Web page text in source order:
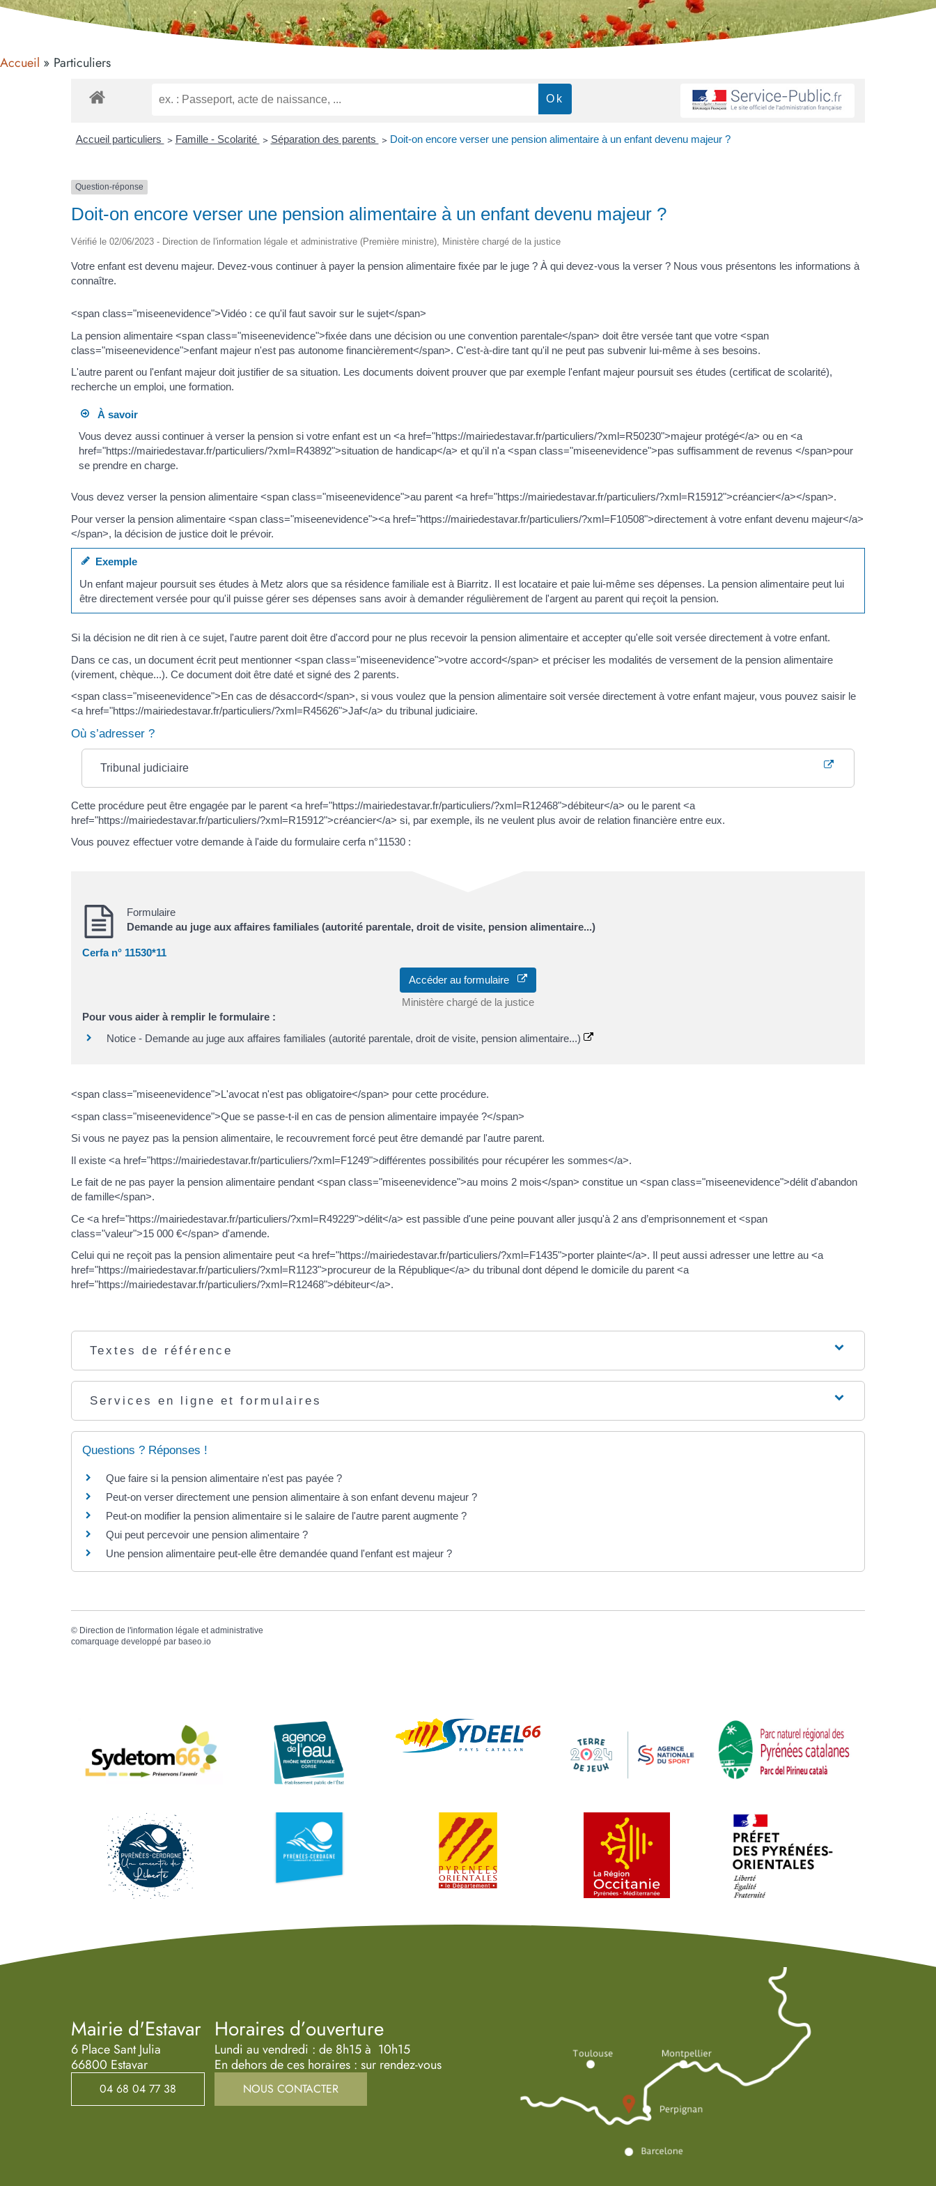
Accueil Particuliers
Accueil particuliers > Famille - Scolarité > Séparation des parents > Doit-on encore verser une pension alimentaire à un enfant devenu majeur ?
Question-réponse
Doit-on encore verser une pension alimentaire à un enfant devenu majeur ?
Vérifié le 02/06/2023 - Direction de l'information légale et administrative (Première ministre), Ministère chargé de la justice
Votre enfant est devenu majeur. Devez-vous continuer à payer la pension alimentaire fixée par le juge ? À qui devez-vous la verser ? Nous vous présentons les informations à
connaître.
<span class="miseenevidence">Vidéo : ce qu'il faut savoir sur le sujet</span>
La pension alimentaire <span class="miseenevidence">fixée dans une décision ou une convention parentale</span> doit être versée tant que votre <span
class="miseenevidence">enfant majeur n'est pas autonome financièrement</span>. C'est-à-dire tant qu'il ne peut pas subvenir lui-même à ses besoins.
L'autre parent ou l'enfant majeur doit justifier de sa situation. Les documents doivent prouver que par exemple l'enfant majeur poursuit ses études (certificat de scolarité),
recherche un emploi, une formation.
À savoir
Vous devez aussi continuer à verser la pension si votre enfant est un <a href="https://mairiedestavar.fr/particuliers/?xml=R50230">majeur protégé</a> ou en <a
href="https://mairiedestavar.fr/particuliers/?xml=R43892">situation de handicap</a> et qu'il n'a <span class="miseenevidence">pas suffisamment de revenus </span>pour
se prendre en charge.
Vous devez verser la pension alimentaire <span class="miseenevidence">au parent <a href="https://mairiedestavar.fr/particuliers/?xml=R15912">créancier</a></span>.
Pour verser la pension alimentaire <span class="miseenevidence"><a href="https://mairiedestavar.fr/particuliers/?xml=F10508">directement à votre enfant devenu majeur</a>
</span>, la décision de justice doit le prévoir.
Exemple
Un enfant majeur poursuit ses études à Metz alors que sa résidence familiale est à Biarritz. Il est locataire et paie lui-même ses dépenses. La pension alimentaire peut lui
être directement versée pour qu'il puisse gérer ses dépenses sans avoir à demander régulièrement de l'argent au parent qui reçoit la pension.
Si la décision ne dit rien à ce sujet, l'autre parent doit être d'accord pour ne plus recevoir la pension alimentaire et accepter qu'elle soit versée directement à votre enfant.
Dans ce cas, un document écrit peut mentionner <span class="miseenevidence">votre accord</span> et préciser les modalités de versement de la pension alimentaire
(virement, chèque...). Ce document doit être daté et signé des 2 parents.
<span class="miseenevidence">En cas de désaccord</span>, si vous voulez que la pension alimentaire soit versée directement à votre enfant majeur, vous pouvez saisir le
<a href="https://mairiedestavar.fr/particuliers/?xml=R45626">Jaf</a> du tribunal judiciaire.
Où s’adresser ?
Tribunal judiciaire
Cette procédure peut être engagée par le parent <a href="https://mairiedestavar.fr/particuliers/?xml=R12468">débiteur</a> ou le parent <a
href="https://mairiedestavar.fr/particuliers/?xml=R15912">créancier</a> si, par exemple, ils ne veulent plus avoir de relation financière entre eux.
Vous pouvez effectuer votre demande à l'aide du formulaire cerfa n°11530 :
Formulaire
Demande au juge aux affaires familiales (autorité parentale, droit de visite, pension alimentaire...)
Cerfa n° 11530*11
Accéder au formulaire
Ministère chargé de la justice
Pour vous aider à remplir le formulaire :
Notice - Demande au juge aux affaires familiales (autorité parentale, droit de visite, pension alimentaire...)
<span class="miseenevidence">L'avocat n'est pas obligatoire</span> pour cette procédure.
<span class="miseenevidence">Que se passe-t-il en cas de pension alimentaire impayée ?</span>
Si vous ne payez pas la pension alimentaire, le recouvrement forcé peut être demandé par l'autre parent.
Il existe <a href="https://mairiedestavar.fr/particuliers/?xml=F1249">différentes possibilités pour récupérer les sommes</a>.
Le fait de ne pas payer la pension alimentaire pendant <span class="miseenevidence">au moins 2 mois</span> constitue un <span class="miseenevidence">délit d'abandon
de famille</span>.
Ce <a href="https://mairiedestavar.fr/particuliers/?xml=R49229">délit</a> est passible d'une peine pouvant aller jusqu'à 2 ans d’emprisonnement et <span
class="valeur">15 000 €</span> d'amende.
Celui qui ne reçoit pas la pension alimentaire peut <a href="https://mairiedestavar.fr/particuliers/?xml=F1435">porter plainte</a>. Il peut aussi adresser une lettre au <a
href="https://mairiedestavar.fr/particuliers/?xml=R1123">procureur de la République</a> du tribunal dont dépend le domicile du parent <a
href="https://mairiedestavar.fr/particuliers/?xml=R12468">débiteur</a>.
Textes de référence
Services en ligne et formulaires
Questions ? Réponses !
Que faire si la pension alimentaire n'est pas payée ?
Peut-on verser directement une pension alimentaire à son enfant devenu majeur ?
Peut-on modifier la pension alimentaire si le salaire de l'autre parent augmente ?
Qui peut percevoir une pension alimentaire ?
Une pension alimentaire peut-elle être demandée quand l'enfant est majeur ?
© Direction de l'information légale et administrative
comarquage developpé par baseo.io
Mairie d'Estavar
6 Place Sant Julia
66800 Estavar
04 68 04 77 38
Horaires d’ouverture
Lundi au vendredi : de 8h15 à 10h15
En dehors de ces horaires : sur rendez-vous
NOUS CONTACTER